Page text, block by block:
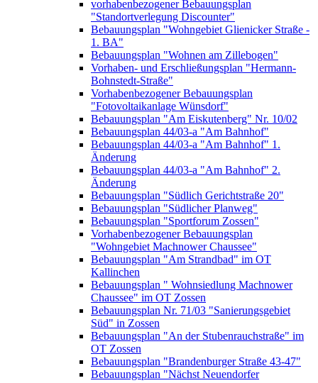
vorhabenbezogener Bebauungsplan
"Standortverlegung Discounter"
Bebauungsplan "Wohngebiet Glienicker Straße -
1. BA"
Bebauungsplan "Wohnen am Zillebogen"
Vorhaben- und Erschließungsplan "Hermann-
Bohnstedt-Straße"
Vorhabenbezogener Bebauungsplan
"Fotovoltaikanlage Wünsdorf"
Bebauungsplan "Am Eiskutenberg" Nr. 10/02
Bebauungsplan 44/03-a "Am Bahnhof"
Bebauungsplan 44/03-a "Am Bahnhof" 1.
Änderung
Bebauungsplan 44/03-a "Am Bahnhof" 2.
Änderung
Bebauungsplan "Südlich Gerichtstraße 20"
Bebauungsplan "Südlicher Planweg"
Bebauungsplan "Sportforum Zossen"
Vorhabenbezogener Bebauungsplan
"Wohngebiet Machnower Chaussee"
Bebauungsplan "Am Strandbad" im OT
Kallinchen
Bebauungsplan " Wohnsiedlung Machnower
Chaussee" im OT Zossen
Bebauungsplan Nr. 71/03 "Sanierungsgebiet
Süd" in Zossen
Bebauungsplan "An der Stubenrauchstraße" im
OT Zossen
Bebauungsplan "Brandenburger Straße 43-47"
Bebauungsplan "Nächst Neuendorfer